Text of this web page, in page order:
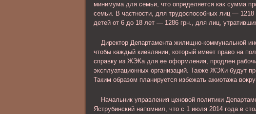
минимума для семьи, что определяется как сумма
семьи. В частности, для трудоспособных лиц —
детей от 6 до 18 лет — 1286 грн., для лиц,
Директор Департамента жилищно-коммунальной
чтобы каждый киевлянин, который имеет право на
справку из ЖЭКа для ее оформления, продлен
эксплуатационных организаций. Также ЖЭКи будут
Таким образом планируется избежать ажиотажа
Начальник управления ценовой политики
Яструбинский напомнил, что с 1 июля 2014 года в